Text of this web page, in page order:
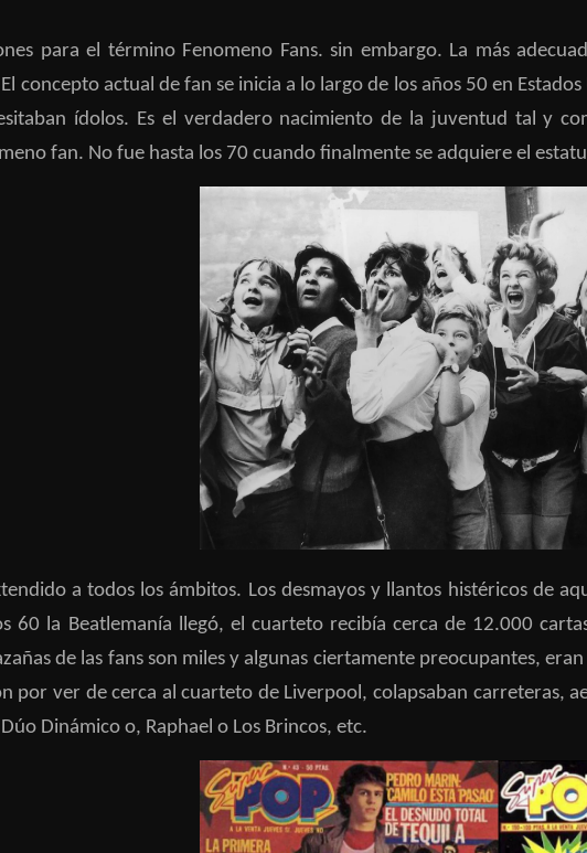
para el término Fenomeno Fans. sin embargo. La más
concepto actual de fan se inicia a lo largo de los años 50 en
ídolos. Es el verdadero nacimiento de la juventud tal y
fan. No fue hasta los 70 cuando finalmente se adquiere el
a todos los ámbitos. Los desmayos y llantos histéricos de
60 la Beatlemanía llegó, el cuarteto recibía cerca de 12.000
de las fans son miles y algunas ciertamente preocupantes,
por ver de cerca al cuarteto de Liverpool, colapsaban carreteras,
Dinámico o, Raphael o Los Brincos, etc.